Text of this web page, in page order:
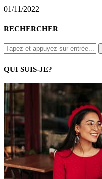
01/11/2022
RECHERCHER
QUI SUIS-JE?